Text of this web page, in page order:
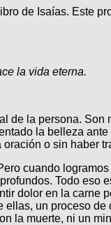
de Isaías. Este
la vida eterna.
la persona.
la belleza
o sin haber
cuando
Todo
dolor en la
un proceso
la muerte, ni un